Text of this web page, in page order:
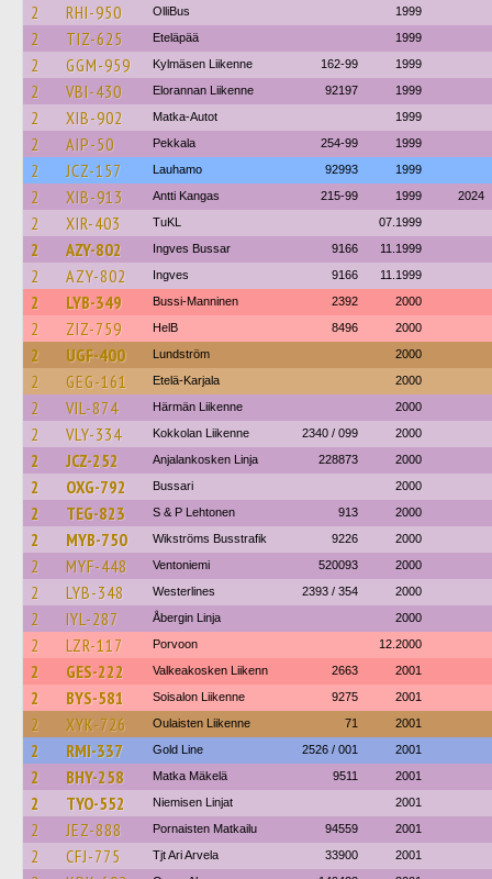
2 RHI-950 OlliBus 1999
2 TIZ-625 Eteläpää 1999
2 GGM-959 Kylmäsen Liikenne 162-99 1999
2 VBI-430 Elorannan Liikenne 92197 1999
2 XIB-902 Matka-Autot 1999
2 AIP-50 Pekkala 254-99 1999
2 JCZ-157 Lauhamo 92993 1999
2 XIB-913 Antti Kangas 215-99 1999 2024
2 XIR-403 TuKL 07.1999
2 AZY-802 Ingves Bussar 9166 11.1999
2 AZY-802 Ingves 9166 11.1999
2 LYB-349 Bussi-Manninen 2392 2000
2 ZIZ-759 HelB 8496 2000
2 UGF-400 Lundström 2000
2 GEG-161 Etelä-Karjala 2000
2 VIL-874 Härmän Liikenne 2000
2 VLY-334 Kokkolan Liikenne 2340 / 099 2000
2 JCZ-252 Anjalankosken Linja 228873 2000
2 OXG-792 Bussari 2000
2 TEG-823 S & P Lehtonen 913 2000
2 MYB-750 Wikströms Busstrafik 9226 2000
2 MYF-448 Ventoniemi 520093 2000
2 LYB-348 Westerlines 2393 / 354 2000
2 IYL-287 Åbergin Linja 2000
2 LZR-117 Porvoon 12.2000
2 GES-222 Valkeakosken Liikenn 2663 2001
2 BYS-581 Soisalon Liikenne 9275 2001
2 XYK-726 Oulaisten Liikenne 71 2001
2 RMI-337 Gold Line 2526 / 001 2001
2 BHY-258 Matka Mäkelä 9511 2001
2 TYO-552 Niemisen Linjat 2001
2 JEZ-888 Pornaisten Matkailu 94559 2001
2 CFJ-775 Tjt Ari Arvela 33900 2001